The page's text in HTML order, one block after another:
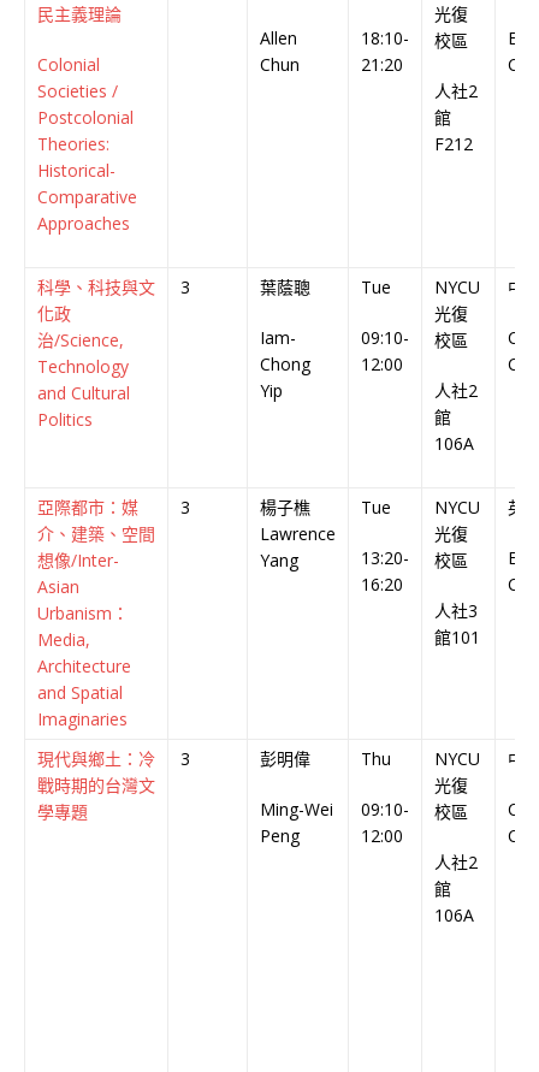
民主義理論
Colonial
Societies /
Postcolonial
Theories:
Historical-
Comparative
Approaches
Allen
Chun
18:10-
21:20
光復
校區
人社2
館
F212
科學、科技與文
化政
治/Science,
Technology
and Cultural
Politics
3 葉蔭聰
Iam-
Chong
Yip
Tue
09:10-
12:00
NYCU
光復
校區
人社2
館
106A
中
亞際都市：媒
介、建築、空間
想像/Inter-
Asian
Urbanism：
Media,
Architecture
and Spatial
Imaginaries
3
楊子樵
Lawrence
Yang
Tue
13:20-
16:20
NYCU
光復
校區
人社3
館101
英
現代與鄉土：冷
戰時期的台灣文
學專題
3 彭明偉
Ming-Wei
Peng
Thu
09:10-
12:00
NYCU
光復
校區
人社2
館
106A
中